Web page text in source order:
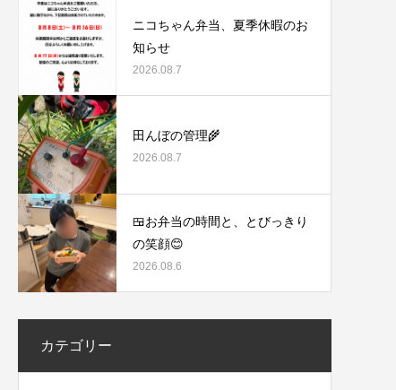
ニコちゃん弁当、夏季休暇のお
知らせ
2026.08.7
田んぼの管理🌾
2026.08.7
🍱お弁当の時間と、とびっきり
の笑顔😊
2026.08.6
カテゴリー